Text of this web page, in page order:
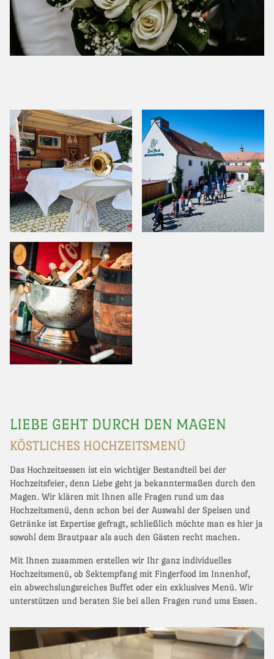
LIEBE GEHT DURCH DEN MAGEN
KÖSTLICHES HOCHZEITSMENÜ
Das Hochzeitsessen ist ein wichtiger Bestandteil bei der
Hochzeitsfeier, denn Liebe geht ja bekanntermaßen durch den
Magen. Wir klären mit Ihnen alle Fragen rund um das
Hochzeitsmenü, denn schon bei der Auswahl der Speisen und
Getränke ist Expertise gefragt, schließlich möchte man es hier ja
sowohl dem Brautpaar als auch den Gästen recht machen.
Mit Ihnen zusammen erstellen wir Ihr ganz individuelles
Hochzeitsmenü, ob Sektempfang mit Fingerfood im Innenhof,
ein abwechslungsreiches Buffet oder ein exklusives Menü. Wir
unterstützen und beraten Sie bei allen Fragen rund ums Essen.